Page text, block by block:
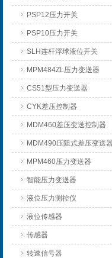
PSP12压力开关
PSP10压力开关
SLH连杆浮球液位开关
MPM484ZL压力变送器
CS51型压力变送器
CYK差压控制器
MDM460差压变送控制器
MDM490压阻式差压变送器
MPM460压力变送器
智能压力变送器
液位压力测控仪
液位传感器
传感器
转速信号器